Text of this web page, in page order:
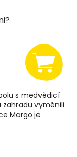
s medvědicí
vyměnili
Margo je